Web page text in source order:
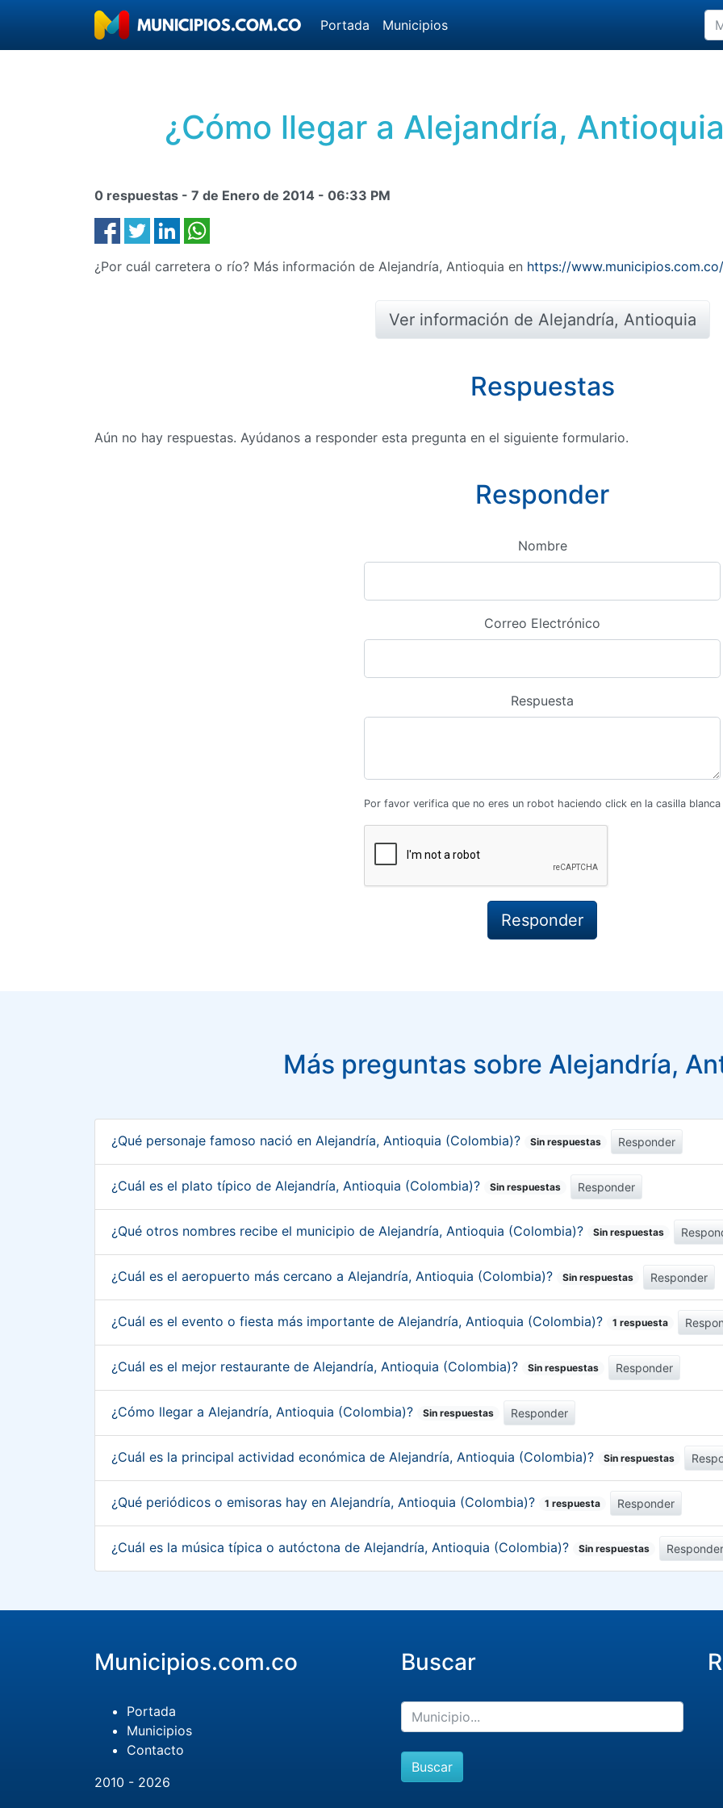
Portada Municipios
¿Cómo llegar a Alejandría,
0 respuestas - 7 de Enero de 2014 - 06:33 PM
¿Por cuál carretera o río? Más información de Alejandría, Antioquia en https://
Ver información de Alejandría, Antioquia
Respuestas
Aún no hay respuestas. Ayúdanos a responder esta pregunta en el siguiente formulario.
Responder
Nombre
Correo Electrónico
Respuesta
Por favor verifica que no eres un robot haciendo click en la casilla blanca
Más preguntas sobre Alejandría,
¿Qué personaje famoso nació en Alejandría, Antioquia (Colombia)? Sin respuestas Responder
¿Cuál es el plato típico de Alejandría, Antioquia (Colombia)? Sin respuestas Responder
¿Qué otros nombres recibe el municipio de Alejandría, Antioquia (Colombia)? Sin respuestas
¿Cuál es el aeropuerto más cercano a Alejandría, Antioquia (Colombia)? Sin respuestas Responder
¿Cuál es el evento o fiesta más importante de Alejandría, Antioquia (Colombia)? 1 respuesta
¿Cuál es el mejor restaurante de Alejandría, Antioquia (Colombia)? Sin respuestas Responder
¿Cómo llegar a Alejandría, Antioquia (Colombia)? Sin respuestas Responder
¿Cuál es la principal actividad económica de Alejandría, Antioquia (Colombia)? Sin respuestas
¿Qué periódicos o emisoras hay en Alejandría, Antioquia (Colombia)? 1 respuesta Responder
¿Cuál es la música típica o autóctona de Alejandría, Antioquia (Colombia)? Sin respuestas Responder
Municipios.com.co
Portada
Municipios
Contacto
2010 - 2026
Buscar
Buscar